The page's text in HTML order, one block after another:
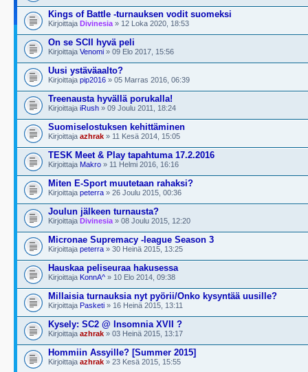
Kings of Battle -turnauksen vodit suomeksi
Kirjoittaja Divinesia » 12 Loka 2020, 18:53
On se SCII hyvä peli
Kirjoittaja Venomi » 09 Elo 2017, 15:56
Uusi ystäväaalto?
Kirjoittaja pip2016 » 05 Marras 2016, 06:39
Treenausta hyvällä porukalla!
Kirjoittaja iRush » 09 Joulu 2011, 18:24
Suomiselostuksen kehittäminen
Kirjoittaja azhrak » 11 Kesä 2014, 15:05
TESK Meet & Play tapahtuma 17.2.2016
Kirjoittaja Makro » 11 Helmi 2016, 16:16
Miten E-Sport muutetaan rahaksi?
Kirjoittaja peterra » 26 Joulu 2015, 00:36
Joulun jälkeen turnausta?
Kirjoittaja Divinesia » 08 Joulu 2015, 12:20
Micronae Supremacy -league Season 3
Kirjoittaja peterra » 30 Heinä 2015, 13:25
Hauskaa peliseuraa hakusessa
Kirjoittaja KonnA^ » 10 Elo 2014, 09:38
Millaisia turnauksia nyt pyörii/Onko kysyntää uusille?
Kirjoittaja Pasketi » 16 Heinä 2015, 13:11
Kysely: SC2 @ Insomnia XVII ?
Kirjoittaja azhrak » 03 Heinä 2015, 13:17
Hommiin Assyille? [Summer 2015]
Kirjoittaja azhrak » 23 Kesä 2015, 15:55